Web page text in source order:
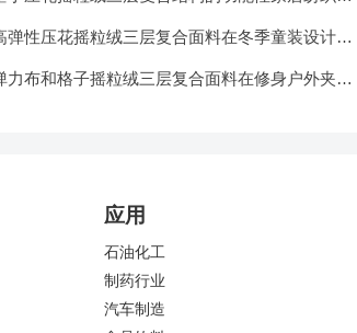
弹性压花摇粒绒三层复合面料在冬季童装设计中
力布和格子摇粒绒三层复合面料在修身户外夹克
应用
石油化工
制药行业
汽车制造